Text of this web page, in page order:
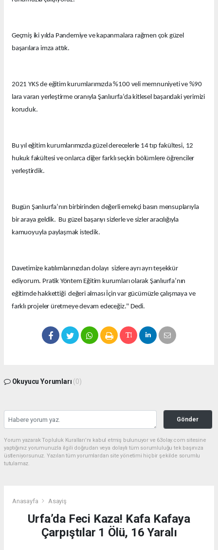
Geçmiş iki yılda Pandemiye ve kapanmalara rağmen çok güzel
başarılara imza attık.
2021 YKS de eğitim kurumlarımızda %100 veli memnuniyeti ve %90
lara varan yerleştirme oranıyla Şanlıurfa’da kitlesel başarıdaki yerimizi
koruduk.
Bu yıl eğitim kurumlarımızda güzel derecelerle 14 tıp fakültesi, 12
hukuk fakültesi ve onlarca diğer farklı seçkin bölümlere öğrenciler
yerleştirdik.
Bugün Şanlıurfa’nın birbirinden değerli emekçi basın mensuplarıyla
bir araya geldik. Bu güzel başarıyı sizlerle ve sizler aracılığıyla
kamuoyuyla paylaşmak istedik.
Davetimize katılımlarınızdan dolayı sizlere ayrı ayrı teşekkür
ediyorum. Pratik Yöntem Eğitim kurumları olarak Şanlıurfa’nın
eğitimde hakkettiği değeri alması İçin var gücümüzle çalışmaya ve
farklı projeler üretmeye devam edeceğiz." Dedi.
Okuyucu Yorumları (0)
Gönder
Yorum yazarak Topluluk Kuralları’nı kabul etmiş bulunuyor ve 63olay.com sitesine
yaptığınız yorumunuzla ilgili doğrudan veya dolaylı tüm sorumluluğu tek başınıza
üstleniyorsunuz. Yazılan tüm yorumlardan site yönetimi hiçbir şekilde sorumlu
tutulamaz.
Anasayfa Asayiş
Urfa’da Feci Kaza! Kafa Kafaya
Çarpıştılar 1 Ölü, 16 Yaralı